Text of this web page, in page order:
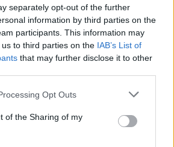
separately opt-out of the further
information by third parties on the
participants. This information may
to third parties on the IAB’s List of
that may further disclose it to other
Opt Outs
of the Sharing of my
tyrimas mirties
pristatyta
m.), kuriai 13 val. 43
mirtis. Pradėtas